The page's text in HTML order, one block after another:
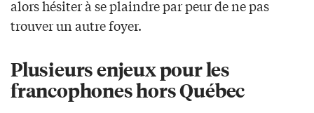
alors hésiter à se plaindre par peur de ne pas
trouver un autre foyer.
Plusieurs enjeux pour les
francophones hors Québec